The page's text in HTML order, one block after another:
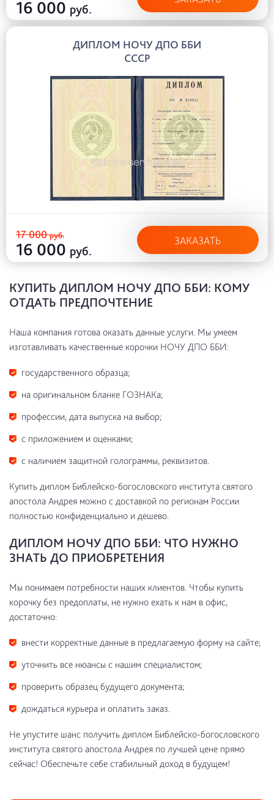
16 000 руб.
ДИПЛОМ НОЧУ ДПО ББИ
СССР
17 000руб.
16 000 руб.
ЗАКАЗАТЬ
КУПИТЬ ДИПЛОМ НОЧУ ДПО ББИ: КОМУ
ОТДАТЬ ПРЕДПОЧТЕНИЕ
Наша компания готова оказать данные услуги. Мы умеем
изготавливать качественные корочки НОЧУ ДПО ББИ:
государственного образца;
на оригинальном бланке ГОЗНАКа;
профессии, дата выпуска на выбор;
с приложением и оценками;
с наличием защитной голограммы, реквизитов.
Купить диплом Библейско-богословского института святого
апостола Андрея можно с доставкой по регионам России
полностью конфиденциально и дешево.
ДИПЛОМ НОЧУ ДПО ББИ: ЧТО НУЖНО
ЗНАТЬ ДО ПРИОБРЕТЕНИЯ
Мы понимаем потребности наших клиентов. Чтобы купить
корочку без предоплаты, не нужно ехать к нам в офис,
достаточно:
внести корректные данные в предлагаемую форму на сайте;
уточнить все нюансы с нашим специалистом;
проверить образец будущего документа;
дождаться курьера и оплатить заказ.
Не упустите шанс получить диплом Библейско-богословского
института святого апостола Андрея по лучшей цене прямо
сейчас! Обеспечьте себе стабильный доход в будущем!